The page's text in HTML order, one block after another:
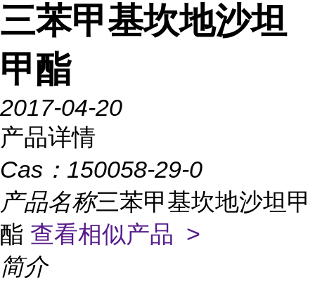
三苯甲基坎地沙坦
甲酯
2017-04-20
产品详情
Cas： 150058-29-0
产品名称三苯甲基坎地沙坦甲
酯 查看相似产品 >
简介